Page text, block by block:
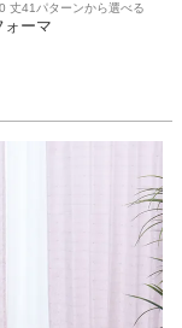
丈41パターンから選べる
ォーマ